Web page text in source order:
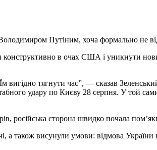
Путіним, хоча формально не
конструктивно в очах США і уникнути
вигідно тягнути час”, — сказав
удару по Києву 28 серпня. У той
російська сторона швидко почала
а також висунули умови: відмова